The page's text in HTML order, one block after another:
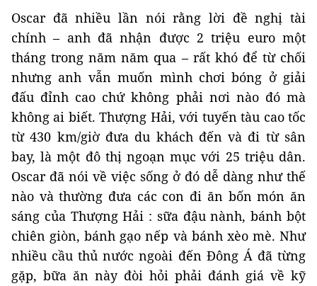
Oscar đã nhiều lần nói rằng lời đề nghị tài
chính – anh đã nhận được 2 triệu euro một
tháng trong năm năm qua – rất khó để từ chối
nhưng anh vẫn muốn mình chơi bóng ở giải
đấu đỉnh cao chứ không phải nơi nào đó mà
không ai biết. Thượng Hải, với tuyến tàu cao tốc
từ 430 km/giờ đưa du khách đến và đi từ sân
bay, là một đô thị ngoạn mục với 25 triệu dân.
Oscar đã nói về việc sống ở đó dễ dàng như thế
nào và thường đưa các con đi ăn bốn món ăn
sáng của Thượng Hải : sữa đậu nành, bánh bột
chiên giòn, bánh gạo nếp và bánh xèo mè. Như
nhiều cầu thủ nước ngoài đến Đông Á đã từng
gặp, bữa ăn này đòi hỏi phải đánh giá về kỹ